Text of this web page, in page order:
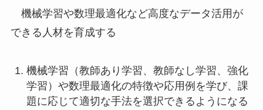
機械学習や数理最適化など高度なデータ活用が
できる人材を育成する
機械学習（教師あり学習、教師なし学習、強化
学習）や数理最適化の特徴や応用例を学び、課
題に応じて適切な手法を選択できるようになる